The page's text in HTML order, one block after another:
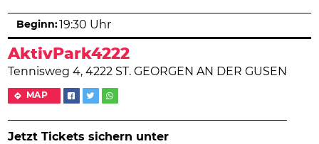
AktivPark4222
Tennisweg 4, 4222 ST. GEORGEN AN DER GUSEN
MAP
Jetzt Tickets sichern unter
Beginn: 19:30 Uhr